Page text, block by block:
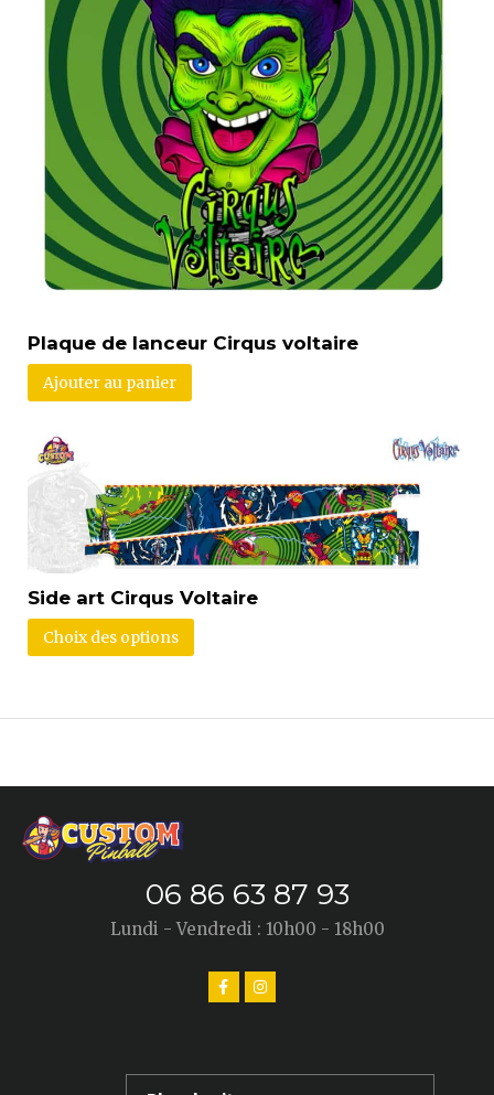
Plaque de lanceur Cirqus voltaire
Ajouter au panier
Side art Cirqus Voltaire
Choix des options
06 86 63 87 93
Lundi - Vendredi : 10h00 - 18h00